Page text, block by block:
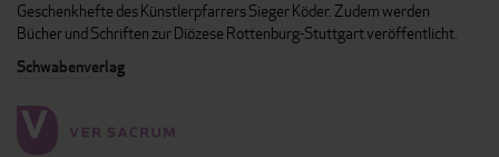
Geschenkhefte des Künstlerpfarrers Sieger Köder. Zudem werden
Bücher und Schriften zur Diözese Rottenburg-Stuttgart veröffentlicht.
Schwabenverlag